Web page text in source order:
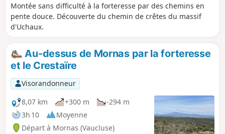
Montée sans difficulté à la forteresse par des chemins en
pente douce. Découverte du chemin de crêtes du massif
d'Uchaux.
Au-dessus de Mornas par la forteresse
et le Crestaïre
Visorandonneur
8,07 km
+300 m
-294 m
3h 10
Moyenne
Départ à Mornas (Vaucluse)